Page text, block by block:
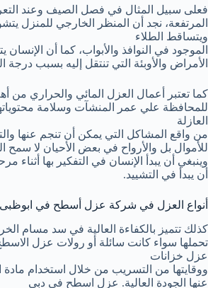
فعلى سبيل المثال في فصل الصيف وعند
المرتفعة، نجد أن المنظر الخارجي للمنزل
ويتساقط الطلاء
الموجود في النوافذ والأبواب، كما أن
الأمراض والأوبئة التي تنتقل إليه بسبب درجة
كما تعتبر أعمال العزل المائي والحراري من
للمحافظة علي عمر المنشآت وسلامة
العازلة
من واقع المشاكل التي يمكن أن تنجم عنها
للأموال بل والأرواح في بعض الأحيان لا سمح
وينبغي أن يبدأ الإنسان في التفكير بها أثناء
أن يبدأ في التشييد.
أنواع العزل في شركة عزل أسطح في ابوظبى
كذلك تتميز بالكفاءة العالية في سد مسام
تحملها سواء كانت سائلة أو رولات عزل
عزل خزانات
ووقايتها من التسريب من خلال استخدام مادة
عنها الجودة العالية. عزل اسطح في دبي